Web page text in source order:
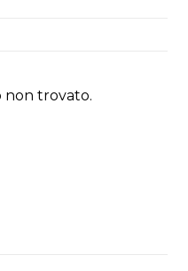
trovato.